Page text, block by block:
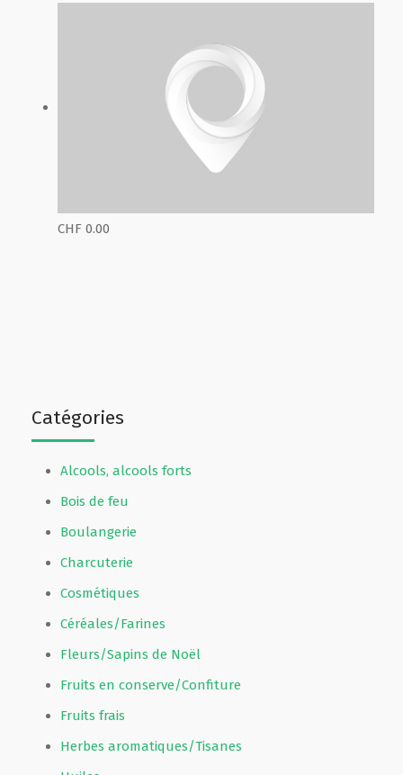
Catégories
Alcools, alcools forts
Bois de feu
Boulangerie
Charcuterie
Cosmétiques
Céréales/Farines
Fleurs/Sapins de Noël
Fruits en conserve/Confiture
Fruits frais
Herbes aromatiques/Tisanes
CHF 0.00